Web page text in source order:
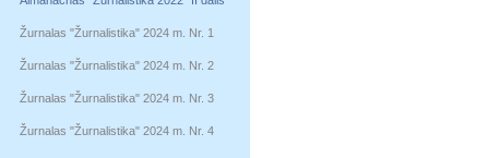
Žurnalas "Žurnalistika" 2024 m. Nr. 1
Žurnalas "Žurnalistika" 2024 m. Nr. 2
Žurnalas "Žurnalistika" 2024 m. Nr. 3
Žurnalas "Žurnalistika" 2024 m. Nr. 4